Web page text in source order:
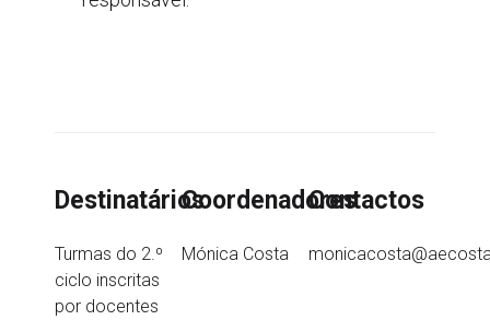
Destinatários
Turmas do 2.º
ciclo inscritas
por docentes
Coordenadores
Mónica Costa
Contactos